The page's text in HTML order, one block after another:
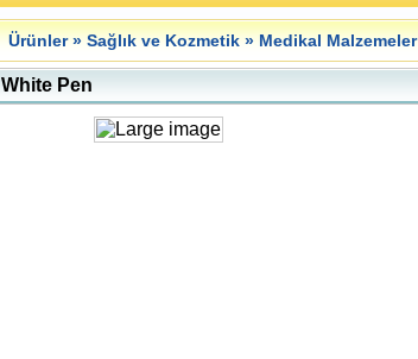
Ürünler»Sağlık ve Kozmetik»Medikal Malzemeler
White Pen